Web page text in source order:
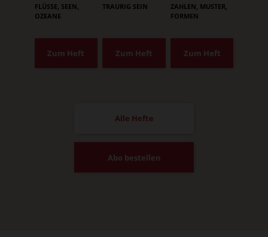
:
FLÜSSE, SEEN,
OZEANE
Zum Heft
:
TRAURIG SEIN
Zum Heft
:
ZAHLEN, MUSTER,
FORMEN
Zum Heft
Alle Hefte
Abo bestellen